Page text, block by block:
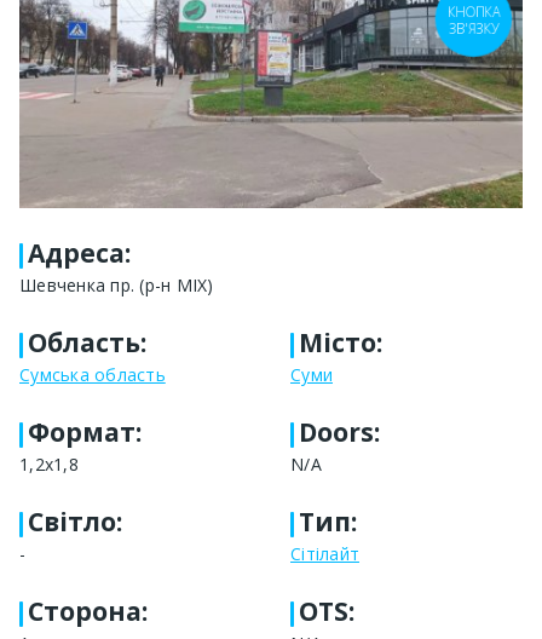
Адреса:
Шевченка пр. (р-н МІХ)
Область:
Сумська область
Місто:
Суми
Формат:
1,2х1,8
Doors:
N/A
Світло:
-
Тип:
Сітілайт
Сторона: OTS:
КНОПКА
ЗВ'ЯЗКУ